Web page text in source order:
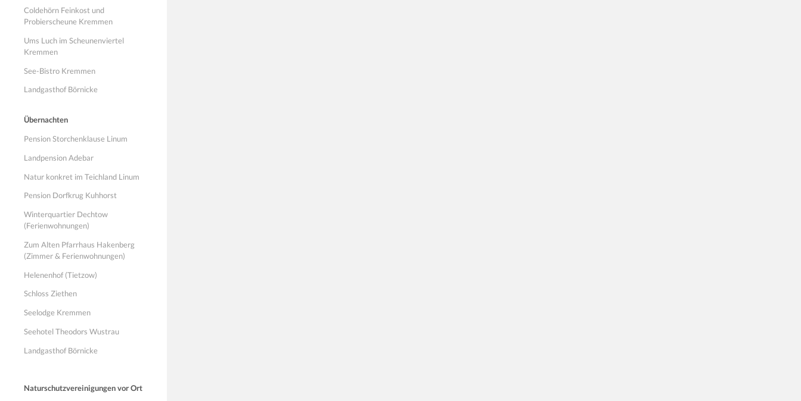
Coldehörn Feinkost und
Probierscheune Kremmen
Ums Luch im Scheunenviertel
Kremmen
See-Bistro Kremmen
Landgasthof Börnicke
Übernachten
Pension Storchenklause Linum
Landpension Adebar
Natur konkret im Teichland Linum
Pension Dorfkrug Kuhhorst
Winterquartier Dechtow
(Ferienwohnungen)
Zum Alten Pfarrhaus Hakenberg
(Zimmer & Ferienwohnungen)
Helenenhof (Tietzow)
Schloss Ziethen
Seelodge Kremmen
Seehotel Theodors Wustrau
Landgasthof Börnicke
Naturschutzvereinigungen vor Ort